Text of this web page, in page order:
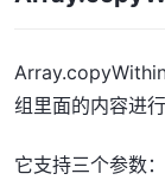
组里面的内容进
它支持三个参数：